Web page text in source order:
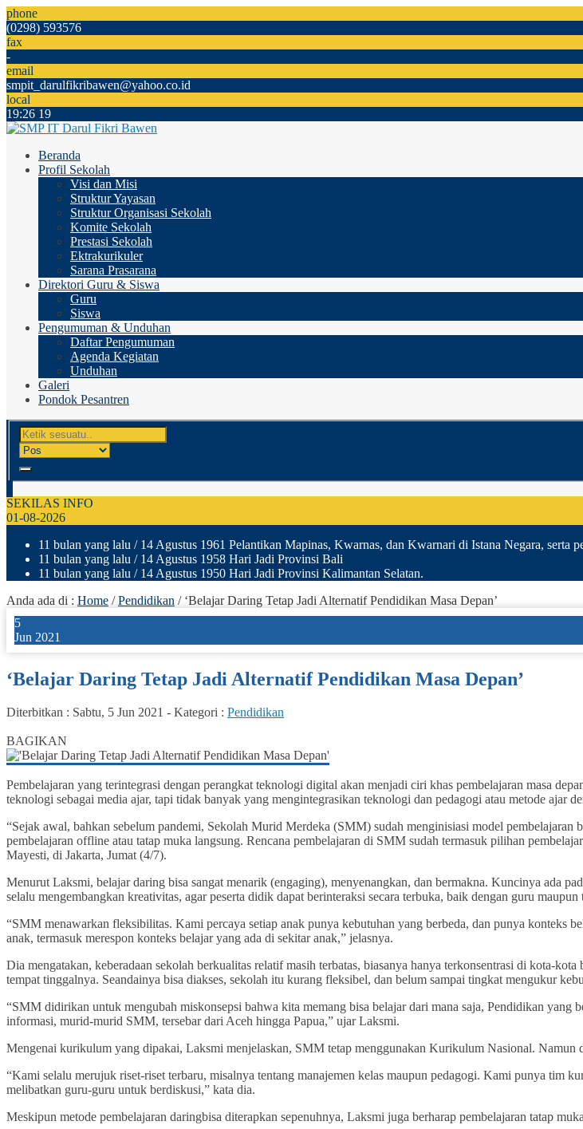
phone
(0298) 593576
fax
-
email
smpit_darulfikribawen@yahoo.co.id
local
19:26 20
Beranda
Profil Sekolah
Visi dan Misi
Struktur Yayasan
Struktur Organisasi Sekolah
Komite Sekolah
Prestasi Sekolah
Ektrakurikuler
Sarana Prasarana
Direktori Guru & Siswa
Guru
Siswa
Pengumuman & Unduhan
Daftar Pengumuman
Agenda Kegiatan
Unduhan
Galeri
Pondok Pesantren
SEKILAS INFO
01-08-2026
11 bulan yang lalu / 14 Agustus 1961 Pelantikan Mapinas, Kwarnas, dan Kwarnari di Istana Negara, serta
11 bulan yang lalu / 14 Agustus 1958 Hari Jadi Provinsi Bali
11 bulan yang lalu / 14 Agustus 1950 Hari Jadi Provinsi Kalimantan Selatan.
Anda ada di : Home /Pendidikan / ‘Belajar Daring Tetap Jadi Alternatif Pendidikan Masa Depan’
5
Jun 2021
‘Belajar Daring Tetap Jadi Alternatif Pendidikan Masa Depan’
Diterbitkan : Sabtu, 5 Jun 2021 - Kategori : Pendidikan
BAGIKAN
Pembelajaran yang terintegrasi dengan perangkat teknologi digital akan menjadi ciri khas pembelajaran masa
teknologi sebagai media ajar, tapi tidak banyak yang mengintegrasikan teknologi dan pedagogi atau metode ajar
“Sejak awal, bahkan sebelum pandemi, Sekolah Murid Merdeka (SMM) sudah menginisiasi model
pembelajaran offline atau tatap muka langsung. Rencana pembelajaran di SMM sudah termasuk pilihan
Mayesti, di Jakarta, Jumat (4/7).
Menurut Laksmi, belajar daring bisa sangat menarik (engaging), menyenangkan, dan bermakna. Kuncinya ada
selalu mengembangkan kreativitas, agar peserta didik dapat berinteraksi secara terbuka, baik dengan guru maupun
“SMM menawarkan fleksibilitas. Kami percaya setiap anak punya kebutuhan yang berbeda, dan punya konteks
anak, termasuk merespon konteks belajar yang ada di sekitar anak,” jelasnya.
Dia mengatakan, keberadaan sekolah berkualitas relatif masih terbatas, biasanya hanya terkonsentrasi di kota-
tempat tinggalnya. Seandainya bisa diakses, sekolah itu kurang fleksibel, dan belum sampai tingkat mengukur
“SMM didirikan untuk mengubah miskonsepsi bahwa kita memang bisa belajar dari mana saja, Pendidikan yang
informasi, murid-murid SMM, tersebar dari Aceh hingga Papua,” ujar Laksmi.
Mengenai kurikulum yang dipakai, Laksmi menjelaskan, SMM tetap menggunakan Kurikulum Nasional. Namun
“Kami selalu merujuk riset-riset terbaru, misalnya tentang manajemen kelas maupun pedagogi. Kami punya tim
melibatkan guru-guru untuk berdiskusi,” kata dia.
Meskipun metode pembelajaran daringbisa diterapkan sepenuhnya, Laksmi juga berharap pembelajaran tatap